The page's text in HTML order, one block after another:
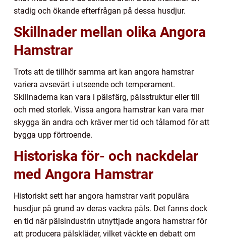
stadig och ökande efterfrågan på dessa husdjur.
Skillnader mellan olika Angora
Hamstrar
Trots att de tillhör samma art kan angora hamstrar
variera avsevärt i utseende och temperament.
Skillnaderna kan vara i pälsfärg, pälsstruktur eller till
och med storlek. Vissa angora hamstrar kan vara mer
skygga än andra och kräver mer tid och tålamod för att
bygga upp förtroende.
Historiska för- och nackdelar
med Angora Hamstrar
Historiskt sett har angora hamstrar varit populära
husdjur på grund av deras vackra päls. Det fanns dock
en tid när pälsindustrin utnyttjade angora hamstrar för
att producera pälskläder, vilket väckte en debatt om